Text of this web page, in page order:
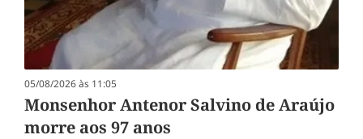
05/08/2026 às 11:05
Monsenhor Antenor Salvino de Araújo
morre aos 97 anos